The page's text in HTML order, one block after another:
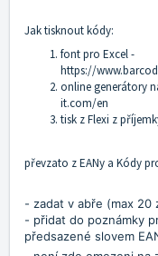
Jak tisknout kódy:
font pro Excel -
https://
online generátory
it.com/en
tisk z Flexi z
převzato z EANy a Kódy
- zadat v abře (max 20
- přidat do poznámky
předsazené slovem